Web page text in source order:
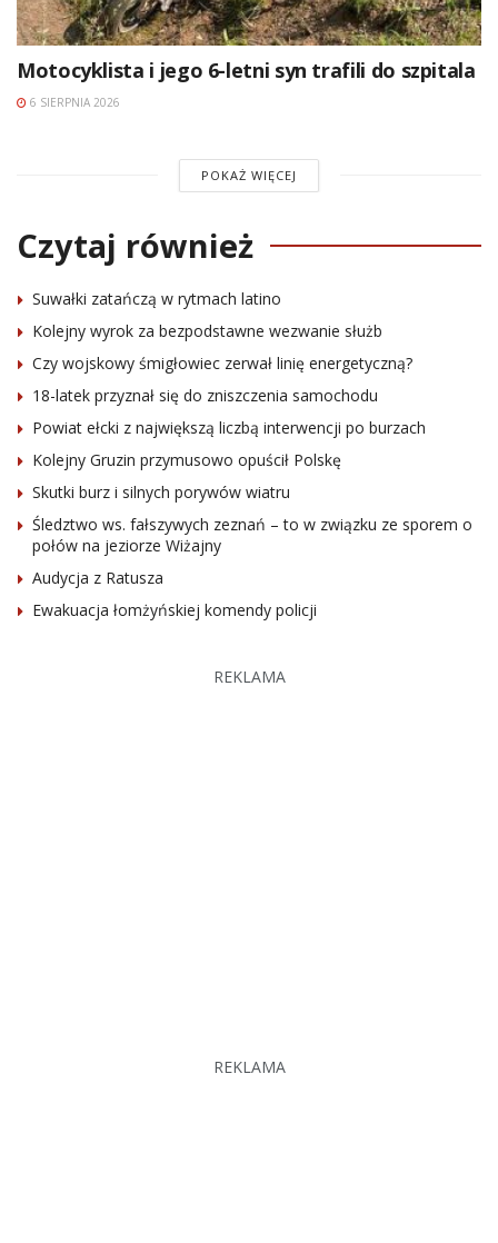
Motocyklista i jego 6-letni syn trafili do szpitala
6 SIERPNIA 2026
POKAŻ WIĘCEJ
Czytaj również
Suwałki zatańczą w rytmach latino
Kolejny wyrok za bezpodstawne wezwanie służb
Czy wojskowy śmigłowiec zerwał linię energetyczną?
18-latek przyznał się do zniszczenia samochodu
Powiat ełcki z największą liczbą interwencji po burzach
Kolejny Gruzin przymusowo opuścił Polskę
Skutki burz i silnych porywów wiatru
Śledztwo ws. fałszywych zeznań – to w związku ze sporem o
połów na jeziorze Wiżajny
Audycja z Ratusza
Ewakuacja łomżyńskiej komendy policji
REKLAMA
REKLAMA